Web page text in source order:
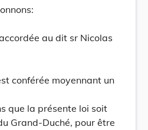
au dit sr Nicolas
conférée moyennant un
que la présente loi soit
Grand-Duché, pour être